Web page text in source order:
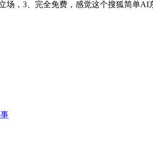
，3、完全免费，感觉这个搜狐简单